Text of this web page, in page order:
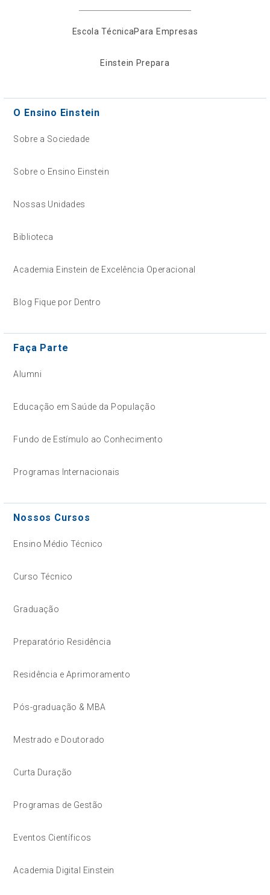
Escola TécnicaPara Empresas
Einstein Prepara
O Ensino Einstein
Sobre a Sociedade
Sobre o Ensino Einstein
Nossas Unidades
Biblioteca
Academia Einstein de Excelência Operacional
Blog Fique por Dentro
Faça Parte
Alumni
Educação em Saúde da População
Fundo de Estímulo ao Conhecimento
Programas Internacionais
Nossos Cursos
Ensino Médio Técnico
Curso Técnico
Graduação
Preparatório Residência
Residência e Aprimoramento
Pós-graduação & MBA
Mestrado e Doutorado
Curta Duração
Programas de Gestão
Eventos Científicos
Academia Digital Einstein